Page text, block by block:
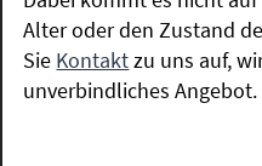
Alter oder den Zustand
Sie Kontaktzu uns auf,
unverbindliches Angebot.